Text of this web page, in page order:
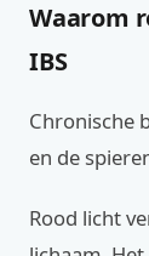
Waarom
IBS
Chronische
en de
Rood licht